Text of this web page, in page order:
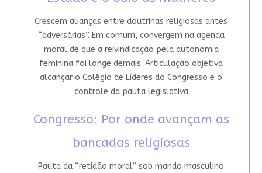
Crescem alianças entre doutrinas religiosas antes
“adversárias”. Em comum, convergem na agenda
moral de que a reivindicação pela autonomia
feminina foi longe demais. Articulação objetiva
alcançar o Colégio de Líderes do Congresso e o
controle da pauta legislativa
Congresso: Por onde avançam as
bancadas religiosas
Pauta da “retidão moral” sob mando masculino